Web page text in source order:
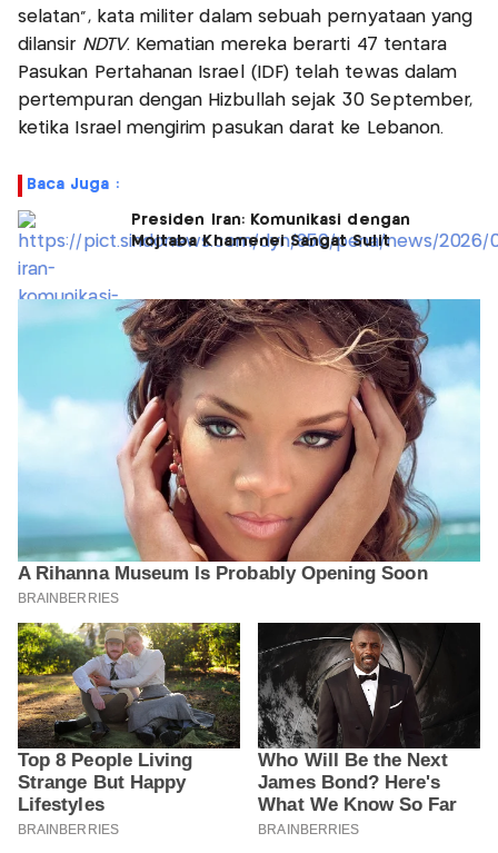
selatan", kata militer dalam sebuah pernyataan yang
dilansir NDTV. Kematian mereka berarti 47 tentara
Pasukan Pertahanan Israel (IDF) telah tewas dalam
pertempuran dengan Hizbullah sejak 30 September,
ketika Israel mengirim pasukan darat ke Lebanon.
Baca Juga :
Presiden Iran: Komunikasi dengan
Mojtaba Khamenei Sangat Sulit